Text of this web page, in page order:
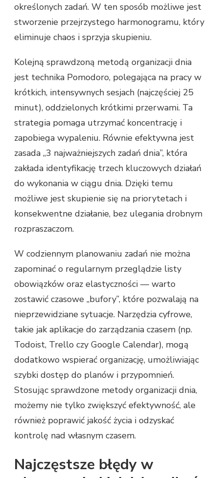
określonych zadań. W ten sposób możliwe jest
stworzenie przejrzystego harmonogramu, który
eliminuje chaos i sprzyja skupieniu.
Kolejną sprawdzoną metodą organizacji dnia
jest technika Pomodoro, polegająca na pracy w
krótkich, intensywnych sesjach (najczęściej 25
minut), oddzielonych krótkimi przerwami. Ta
strategia pomaga utrzymać koncentrację i
zapobiega wypaleniu. Równie efektywna jest
zasada „3 najważniejszych zadań dnia”, która
zakłada identyfikację trzech kluczowych działań
do wykonania w ciągu dnia. Dzięki temu
możliwe jest skupienie się na priorytetach i
konsekwentne działanie, bez ulegania drobnym
rozpraszaczom.
W codziennym planowaniu zadań nie można
zapominać o regularnym przeglądzie listy
obowiązków oraz elastyczności — warto
zostawić czasowe „bufory”, które pozwalają na
nieprzewidziane sytuacje. Narzędzia cyfrowe,
takie jak aplikacje do zarządzania czasem (np.
Todoist, Trello czy Google Calendar), mogą
dodatkowo wspierać organizację, umożliwiając
szybki dostęp do planów i przypomnień.
Stosując sprawdzone metody organizacji dnia,
możemy nie tylko zwiększyć efektywność, ale
również poprawić jakość życia i odzyskać
kontrolę nad własnym czasem.
Najczęstsze błędy w